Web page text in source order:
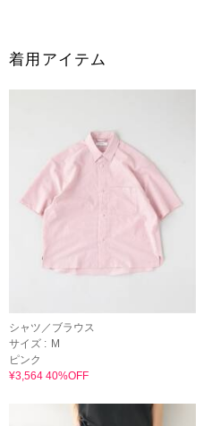
着用アイテム
シャツ／ブラウス
サイズ : M
ピンク
¥3,564 40%OFF